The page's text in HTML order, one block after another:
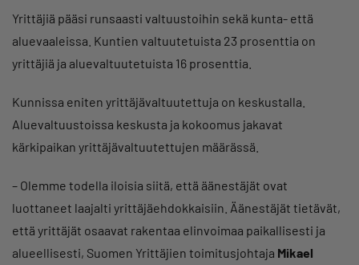
Yrittäjiä pääsi runsaasti valtuustoihin sekä kunta- että
aluevaaleissa. Kuntien valtuutetuista 23 prosenttia on
yrittäjiä ja aluevaltuutetuista 16 prosenttia.
Kunnissa eniten yrittäjävaltuutettuja on keskustalla.
Aluevaltuustoissa keskusta ja kokoomus jakavat
kärkipaikan yrittäjävaltuutettujen määrässä.
– Olemme todella iloisia siitä, että äänestäjät ovat
luottaneet laajalti yrittäjäehdokkaisiin. Äänestäjät tietävät,
että yrittäjät osaavat rakentaa elinvoimaa paikallisesti ja
alueellisesti, Suomen Yrittäjien toimitusjohtaja Mikael